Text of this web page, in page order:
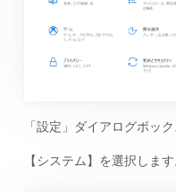
「設定」ダイアログボッ
【システム】を選択します